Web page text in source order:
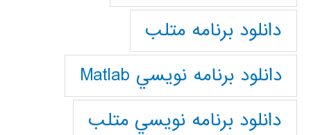
دانلود برنامه متلب
دانلود برنامه نويسي Matlab
دانلود برنامه نويسي متلب